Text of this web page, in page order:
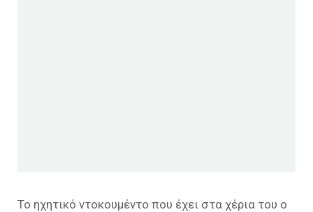
Το ηχητικό ντοκουμέντο που έχει στα χέρια του ο